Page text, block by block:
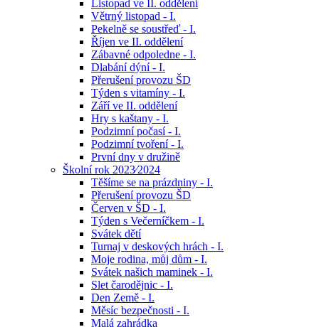
Listopad ve II. oddělení
Větrný listopad - I.
Pekelně se soustřeď - I.
Říjen ve II. oddělení
Zábavné odpoledne - I.
Dlabání dýní - I.
Přerušení provozu ŠD
Týden s vitamíny - I.
Září ve II. oddělení
Hry s kaštany - I.
Podzimní počasí - I.
Podzimní tvoření - I.
První dny v družině
Školní rok 2023⁄2024
Těšíme se na prázdniny - I.
Přerušení provozu ŠD
Červen v ŠD - I.
Týden s Večerníčkem - I.
Svátek dětí
Turnaj v deskových hrách - I.
Moje rodina, můj dům - I.
Svátek našich maminek - I.
Slet čarodějnic - I.
Den Země - I.
Měsíc bezpečnosti - I.
Malá zahrádka